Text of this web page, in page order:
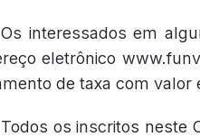
Os interessados em
eletrônico
de taxa com valor
Todos os inscritos neste